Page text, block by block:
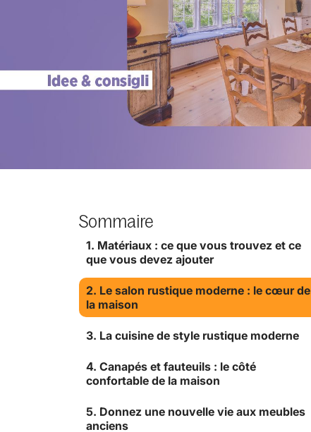
Sommaire
1. Matériaux : ce que vous trouvez et ce
que vous devez ajouter
2. Le salon rustique moderne : le cœur de
la maison
3. La cuisine de style rustique moderne
4. Canapés et fauteuils : le côté
confortable de la maison
5. Donnez une nouvelle vie aux meubles
anciens